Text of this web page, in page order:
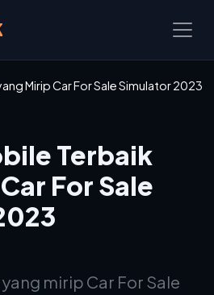
Mirip Car For Sale Simulator 2023
Terbaik
For Sale
mirip Car For Sale